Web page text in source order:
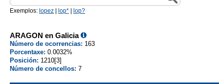
Exemplos: lopez lop* lop?
ARAGON en Galicia
Número de ocorrencias: 163
Porcentaxe: 0.0032%
Posición: 1210[3]
Número de concellos: 7